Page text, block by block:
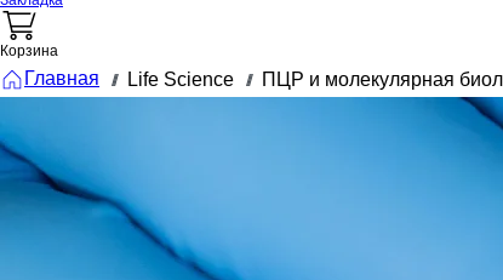
Корзина
Главная /// Life Science /// ПЦР и молекулярная